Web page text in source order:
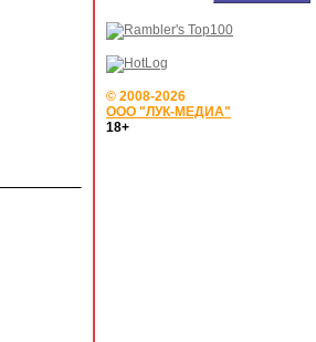
© 2008-2026
ООО "ЛУК-МЕДИА"
18+